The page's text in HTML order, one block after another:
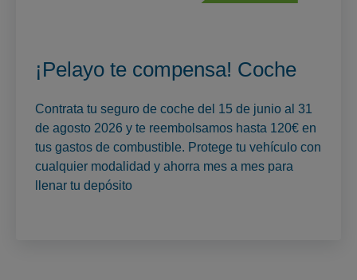
¡Pelayo te compensa! Coche
Contrata tu seguro de coche del 15 de junio al 31
de agosto 2026 y te reembolsamos hasta 120€ en
tus gastos de combustible. Protege tu vehículo con
cualquier modalidad y ahorra mes a mes para
llenar tu depósito